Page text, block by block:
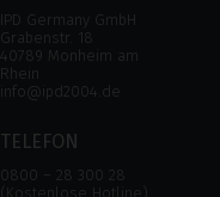
IPD Germany GmbH
Grabenstr. 18
40789 Monheim am
Rhein
info@ipd2004.de
TELEFON
0800 – 28 300 28
(Kostenlose Hotline)